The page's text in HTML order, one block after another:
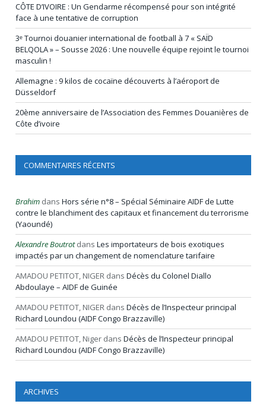
CÔTE D’IVOIRE : Un Gendarme récompensé pour son intégrité
face à une tentative de corruption
3ᵉ Tournoi douanier international de football à 7 « SAÏD
BELQOLA » – Sousse 2026 : Une nouvelle équipe rejoint le tournoi
masculin !
Allemagne : 9 kilos de cocaïne découverts à l’aéroport de
Düsseldorf
20ème anniversaire de l’Association des Femmes Douanières de
Côte d’ivoire
COMMENTAIRES RÉCENTS
Brahim dans Hors série n°8 – Spécial Séminaire AIDF de Lutte
contre le blanchiment des capitaux et financement du terrorisme
(Yaoundé)
Alexandre Boutrotdans Les importateurs de bois exotiques
impactés par un changement de nomenclature tarifaire
AMADOU PETITOT, NIGER dans Décès du Colonel Diallo
Abdoulaye – AIDF de Guinée
AMADOU PETITOT, NIGER dans Décès de l’Inspecteur principal
Richard Loundou (AIDF Congo Brazzaville)
AMADOU PETITOT, Niger dans Décès de l’Inspecteur principal
Richard Loundou (AIDF Congo Brazzaville)
ARCHIVES